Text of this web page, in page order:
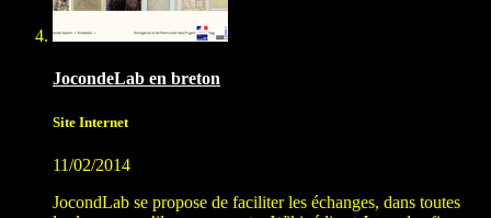
JocondeLab en breton
Site Internet
11/02/2014
JocondLab se propose de faciliter les échanges, dans toutes